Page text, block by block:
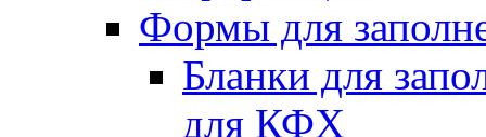
Формы для
Бланки для
для КФХ